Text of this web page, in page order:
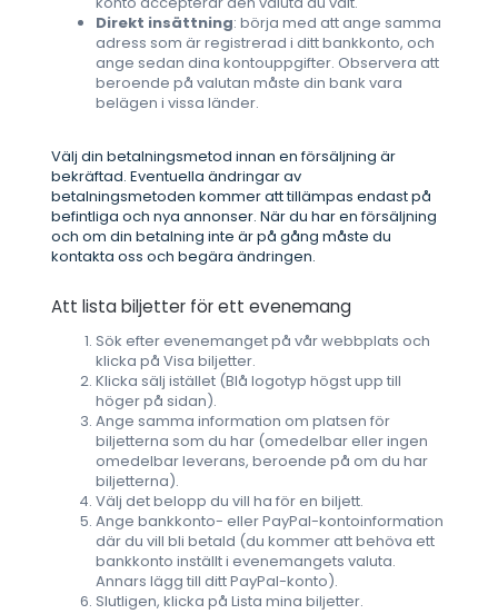
Direkt insättning: börja med att ange samma
adress som är registrerad i ditt bankkonto, och
ange sedan dina kontouppgifter. Observera att
beroende på valutan måste din bank vara
belägen i vissa länder.
Välj din betalningsmetod innan en försäljning är
bekräftad. Eventuella ändringar av
betalningsmetoden kommer att tillämpas endast på
befintliga och nya annonser. När du har en försäljning
och om din betalning inte är på gång måste du
kontakta oss och begära ändringen.
Att lista biljetter för ett evenemang
Sök efter evenemanget på vår webbplats och
klicka på Visa biljetter.
Klicka sälj istället (Blå logotyp högst upp till
höger på sidan).
Ange samma information om platsen för
biljetterna som du har (omedelbar eller ingen
omedelbar leverans, beroende på om du har
biljetterna).
Välj det belopp du vill ha för en biljett.
Ange bankkonto- eller PayPal-kontoinformation
där du vill bli betald (du kommer att behöva ett
bankkonto inställt i evenemangets valuta.
Annars lägg till ditt PayPal-konto).
Slutligen, klicka på Lista mina biljetter.